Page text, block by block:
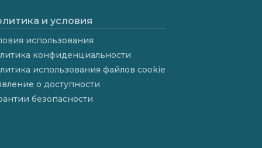
и условия
использования
конфиденциальности
использования файлов cookie
о доступности
безопасности